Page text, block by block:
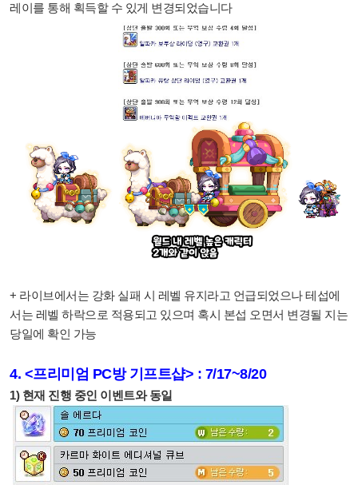
레이를 통해 획득할 수 있게 변경되었습니다
+ 라이브에서는 강화 실패 시 레벨 유지라고 언급되었으나 테섭에
서는 레벨 하락으로 적용되고 있으며 혹시 본섭 오면서 변경될 지는
당일에 확인 가능
4. <프리미엄 PC방 기프트샵> : 7/17~8/20
1) 현재 진행 중인 이벤트와 동일